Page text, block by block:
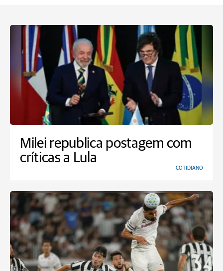
Milei republica postagem com
críticas a Lula
COTIDIANO